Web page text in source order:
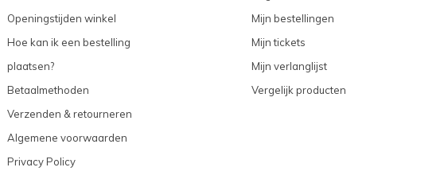
Openingstijden winkel
Hoe kan ik een bestelling
plaatsen?
Betaalmethoden
Verzenden & retourneren
Algemene voorwaarden
Privacy Policy
Mijn bestellingen
Mijn tickets
Mijn verlanglijst
Vergelijk producten